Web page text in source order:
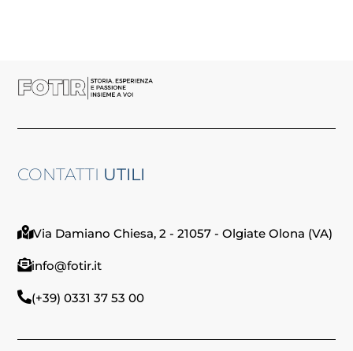
CONTATTI UTILI
Via Damiano Chiesa, 2 - 21057 - Olgiate Olona (VA)
info@fotir.it
(+39) 0331 37 53 00